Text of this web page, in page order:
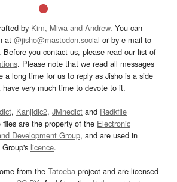
by Kim, Miwa and Andrew. You can
at @jisho@mastodon.social or by e-mail to
. Before you contact us, please read our list of
. Please note that we read all messages
a long time for us to reply as Jisho is a side
very much time to devote to it.
, Kanjidic2, JMnedict and Radkfile
are the property of the Electronic
Development Group, and are used in
licence.
from the Tatoeba project and are licensed